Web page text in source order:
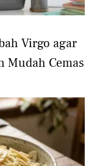
Virgo agar
Mudah Cemas